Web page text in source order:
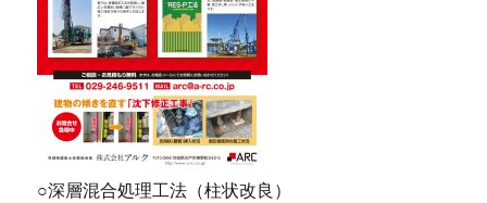
○深層混合処理工法（柱状改良）